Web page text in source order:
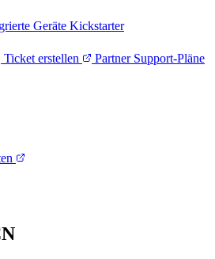
Geräte Kickstarter
Ticket erstellen Partner Support-Pläne